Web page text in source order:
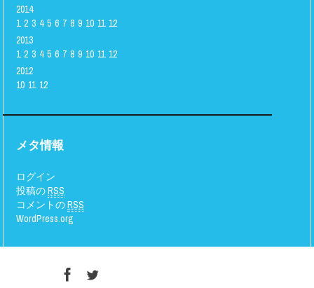
2014
1 2 3 4 5 6 7 8 9 10 11 12
2013
1 2 3 4 5 6 7 8 9 10 11 12
2012
10 11 12
メタ情報
ログイン
投稿のRSS
コメントのRSS
WordPress.org